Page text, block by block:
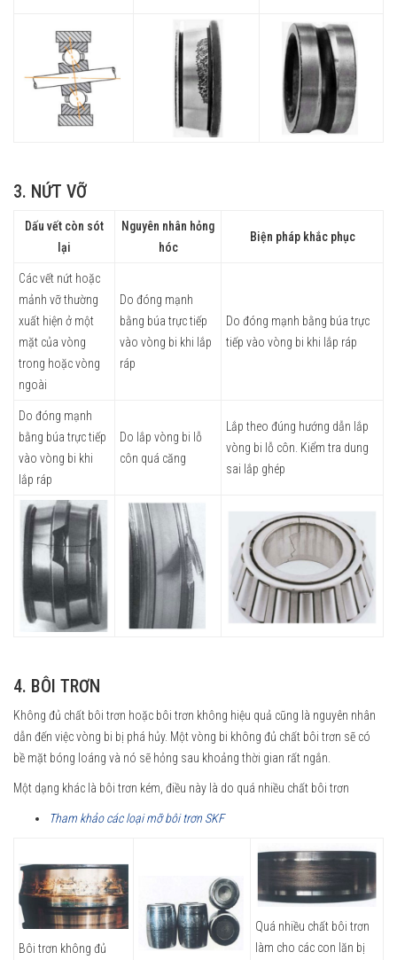
3. NỨT VỠ
Dấu vết còn sót
lại
Nguyên nhân hỏng
hóc
Biện pháp khắc phục
Các vết nứt hoặc
mảnh vỡ thường
xuất hiện ở một
mặt của vòng
trong hoặc vòng
ngoài
Do đóng mạnh
bằng búa trực tiếp
vào vòng bi khi lắp
ráp
Do đóng mạnh bằng búa trực
tiếp vào vòng bi khi lắp ráp
Do đóng mạnh
bằng búa trực tiếp
vào vòng bi khi
lắp ráp
Do lắp vòng bi lỗ
côn quá căng
Lắp theo đúng hướng dẫn lắp
vòng bi lỗ côn. Kiểm tra dung
sai lắp ghép
4. BÔI TRƠN
Không đủ chất bôi trơn hoặc bôi trơn không hiệu quả cũng là nguyên nhân
dẫn đến việc vòng bi bị phá hủy. Một vòng bi không đủ chất bôi trơn sẽ có
bề mặt bóng loáng và nó sẽ hỏng sau khoảng thời gian rất ngắn.
Một dạng khác là bôi trơn kém, điều này là do quá nhiều chất bôi trơn
Tham khảo các loại mỡ bôi trơn SKF
Bôi trơn không đủ
Quá nhiều chất bôi trơn
làm cho các con lăn bị